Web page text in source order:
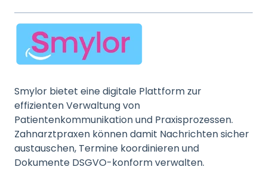
Smylor bietet eine digitale Plattform zur
effizienten Verwaltung von
Patientenkommunikation und Praxisprozessen.
Zahnarztpraxen können damit Nachrichten sicher
austauschen, Termine koordinieren und
Dokumente DSGVO-konform verwalten.